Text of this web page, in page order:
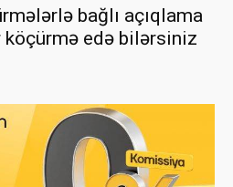
bağlı açıqlama
edə bilərsiniz